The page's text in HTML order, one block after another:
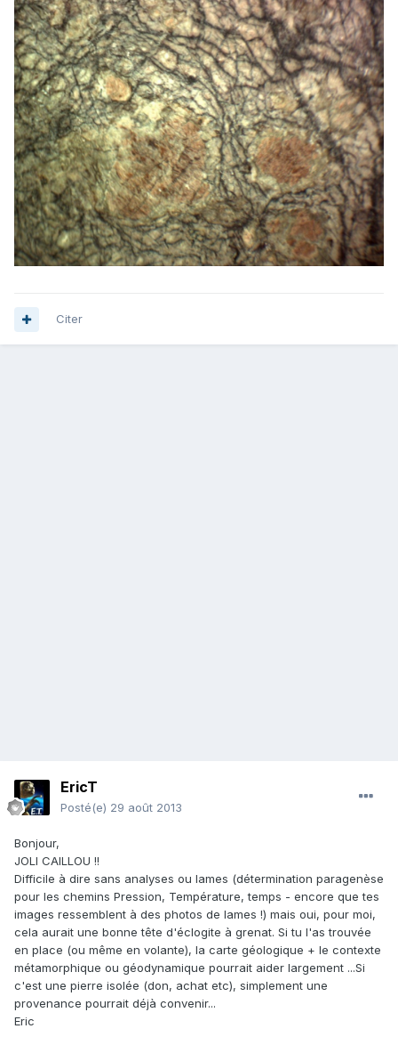
Citer
EricT
Posté(e) 29 août 2013
Bonjour,
JOLI CAILLOU !!
Difficile à dire sans analyses ou lames (détermination paragenèse
pour les chemins Pression, Température, temps - encore que tes
images ressemblent à des photos de lames !) mais oui, pour moi,
cela aurait une bonne tête d'éclogite à grenat. Si tu l'as trouvée
en place (ou même en volante), la carte géologique + le contexte
métamorphique ou géodynamique pourrait aider largement ...Si
c'est une pierre isolée (don, achat etc), simplement une
provenance pourrait déjà convenir...
Eric